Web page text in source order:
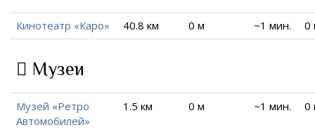
Кинотеатр «Каро» 40.8 км 0 м ~1 мин. 0
Музеи
Музей «Ретро
Автомобилей»
1.5 км 0 м ~1 мин. 0